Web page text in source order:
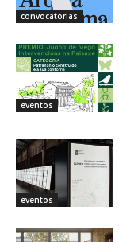
convocatorias
eventos
eventos